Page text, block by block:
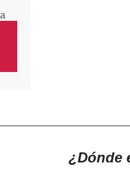
¿Dónde